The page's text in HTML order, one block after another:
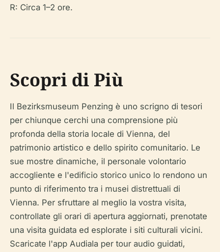
R: Circa 1–2 ore.
Scopri di Più
Il Bezirksmuseum Penzing è uno scrigno di tesori
per chiunque cerchi una comprensione più
profonda della storia locale di Vienna, del
patrimonio artistico e dello spirito comunitario. Le
sue mostre dinamiche, il personale volontario
accogliente e l'edificio storico unico lo rendono un
punto di riferimento tra i musei distrettuali di
Vienna. Per sfruttare al meglio la vostra visita,
controllate gli orari di apertura aggiornati, prenotate
una visita guidata ed esplorate i siti culturali vicini.
Scaricate l'app Audiala per tour audio guidati,